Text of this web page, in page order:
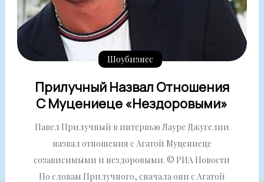
Шоубизнес
Прилучный Назвал Отношения
С Муцениеце «нездоровыми»
Павел Прилучный в интервью Лауре Джугелии
назвал отношения с Агатой Муцениеце
созависимыми и нездоровыми. © РИА Новости
По словам Прилучного, сначала они с Агатой